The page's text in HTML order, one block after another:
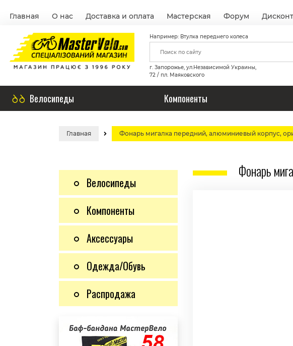
Главная О нас Доставка и оплата Мастерская Форум Дисконт
Например: Втулка переднего колеса
г. Запорожье, ул.Независимой Украины,
72 / пл. Маяковского
Велосипеды Компоненты
Главная Фонарь мигалка передний, алюминиевый корпус,
Велосипеды
Компоненты
Аксессуары
Одежда/Обувь
Распродажа
Фонарь